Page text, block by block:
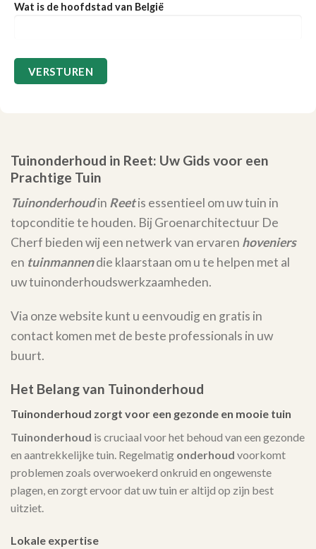
Wat is de hoofdstad van België
Tuinonderhoud in Reet: Uw Gids voor een
Prachtige Tuin
Tuinonderhoudin Reetis essentieel om uw tuin in
topconditie te houden. Bij Groenarchitectuur De
Cherf bieden wij een netwerk van ervaren hoveniers
en tuinmannendie klaarstaan om u te helpen met al
uw tuinonderhoudswerkzaamheden.
Via onze website kunt u eenvoudig en gratis in
contact komen met de beste professionals in uw
buurt.
Het Belang van Tuinonderhoud
Tuinonderhoud zorgt voor een gezonde en mooie tuin
Tuinonderhoud is cruciaal voor het behoud van een gezonde
en aantrekkelijke tuin. Regelmatig onderhoud voorkomt
problemen zoals overwoekerd onkruid en ongewenste
plagen, en zorgt ervoor dat uw tuin er altijd op zijn best
uitziet.
Lokale expertise